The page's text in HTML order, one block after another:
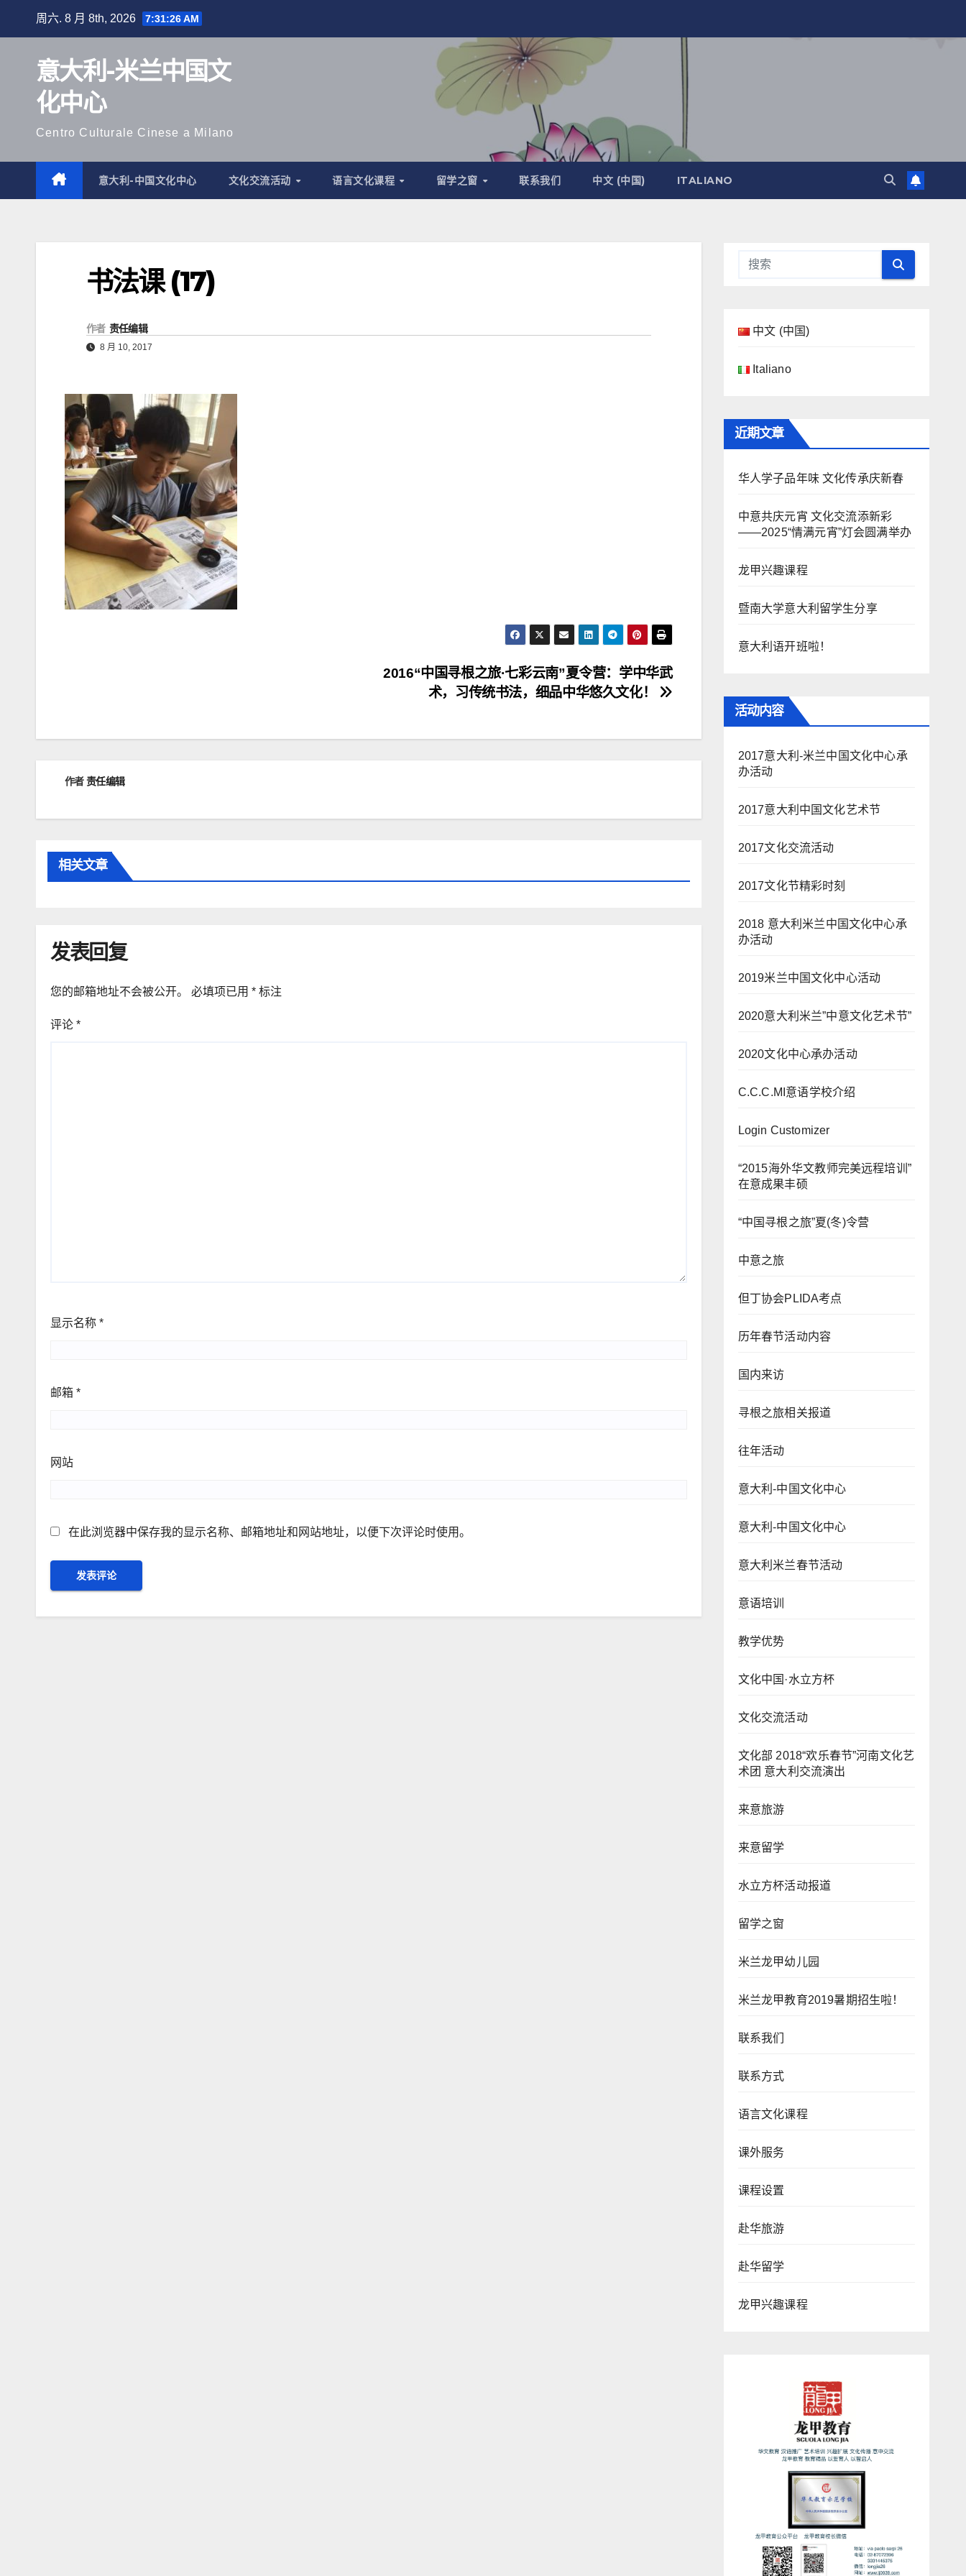
周六. 8 月 8th, 2026 7:31:27 AM
意大利-米兰中国文
化中心
Centro Culturale Cinese a Milano
意大利-中国文化中心 文化交流活动 语言文化课程 留学之窗 联系我们 中文 (中国) ITALIANO
书法课 (17)
作者 责任编辑
8 月 10, 2017
导
2016“中国寻根之旅·七彩云南”夏令营：学中华武
术，习传统书法，细品中华悠久文化！
作者责任编辑
相关文章
发表回复
您的邮箱地址不会被公开。 必填项已用 * 标注
评论 *
显示名称 *
邮箱 *
网站
在此浏览器中保存我的显示名称、邮箱地址和网站地址，以便下次评论时使用。
中文 (中国)
Italiano
近期文章
华人学子品年味 文化传承庆新春
中意共庆元宵 文化交流添新彩
——2025“情满元宵”灯会圆满举办
龙甲兴趣课程
暨南大学意大利留学生分享
意大利语开班啦！
活动内容
2017意大利-米兰中国文化中心承
办活动
2017意大利中国文化艺术节
2017文化交流活动
2017文化节精彩时刻
2018 意大利米兰中国文化中心承
办活动
2019米兰中国文化中心活动
2020意大利米兰”中意文化艺术节”
2020文化中心承办活动
C.C.C.MI意语学校介绍
Login Customizer
“2015海外华文教师完美远程培训”
在意成果丰硕
“中国寻根之旅”夏(冬)令营
中意之旅
但丁协会PLIDA考点
历年春节活动内容
国内来访
寻根之旅相关报道
往年活动
意大利-中国文化中心
意大利-中国文化中心
意大利米兰春节活动
意语培训
教学优势
文化中国·水立方杯
文化交流活动
文化部 2018“欢乐春节”河南文化艺
术团 意大利交流演出
来意旅游
来意留学
水立方杯活动报道
留学之窗
米兰龙甲幼儿园
米兰龙甲教育2019暑期招生啦！
联系我们
联系方式
语言文化课程
课外服务
课程设置
赴华旅游
赴华留学
龙甲兴趣课程